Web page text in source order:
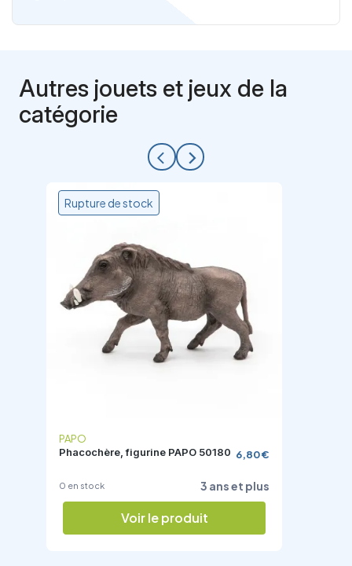
Autres jouets et jeux de la
catégorie
arrow_back_ios arrow_forward_ios
PAPO
Phacochère, figurine PAPO 50180
0 en stock
6,80 €
3 ans et plus
Voir le produit
Rupture de stock